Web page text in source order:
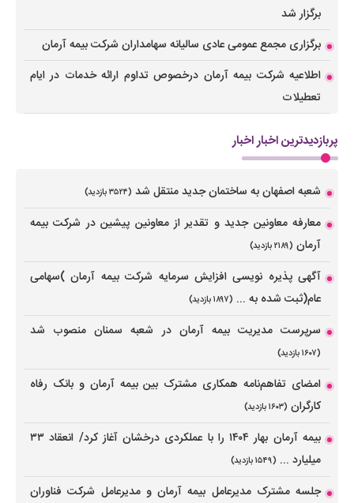
برگزار شد
برگزاری مجمع عمومی عادی سالیانه سهامداران شرکت بیمه آرمان
اطلاعیه شرکت بیمه آرمان درخصوص تداوم ارائه خدمات در ایام
تعطیلات
پربازدیدترین اخبار اخبار
شعبه اصفهان به ساختمان جدید منتقل شد (۳۵۲۴ بازدید)
معارفه معاونین جدید و تقدیر از معاونین پیشین در شرکت بیمه
آرمان (۲۱۸۹ بازدید)
آگهی پذیره نویسی افزایش سرمایه شرکت بیمه آرمان )سهامی
عام(ثبت شده به ... (۱۸۹۷ بازدید)
سرپرست مدیریت بیمه آرمان در شعبه‌ سمنان منصوب شد
(۱۶۰۷ بازدید)
امضای تفاهم‌نامه همکاری مشترک بین بیمه آرمان و بانک رفاه
کارگران (۱۶۰۳ بازدید)
بیمه آرمان بهار ۱۴۰۴ را با عملکردی درخشان آغاز کرد/ انعقاد ۳۳
میلیارد ... (۱۵۴۹ بازدید)
جلسه مشترک مدیرعامل بیمه آرمان و مدیرعامل شرکت فناوران